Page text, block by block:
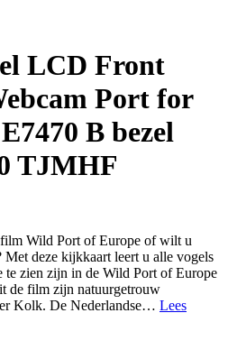
LCD Front
Port for
B bezel
TJMHF
Wild Port of Europe of wilt u
Met deze kijkkaart leert u alle vogels
te zien zijn in de Wild Port of Europe
de film zijn natuurgetrouw
Kolk. De Nederlandse… Lees